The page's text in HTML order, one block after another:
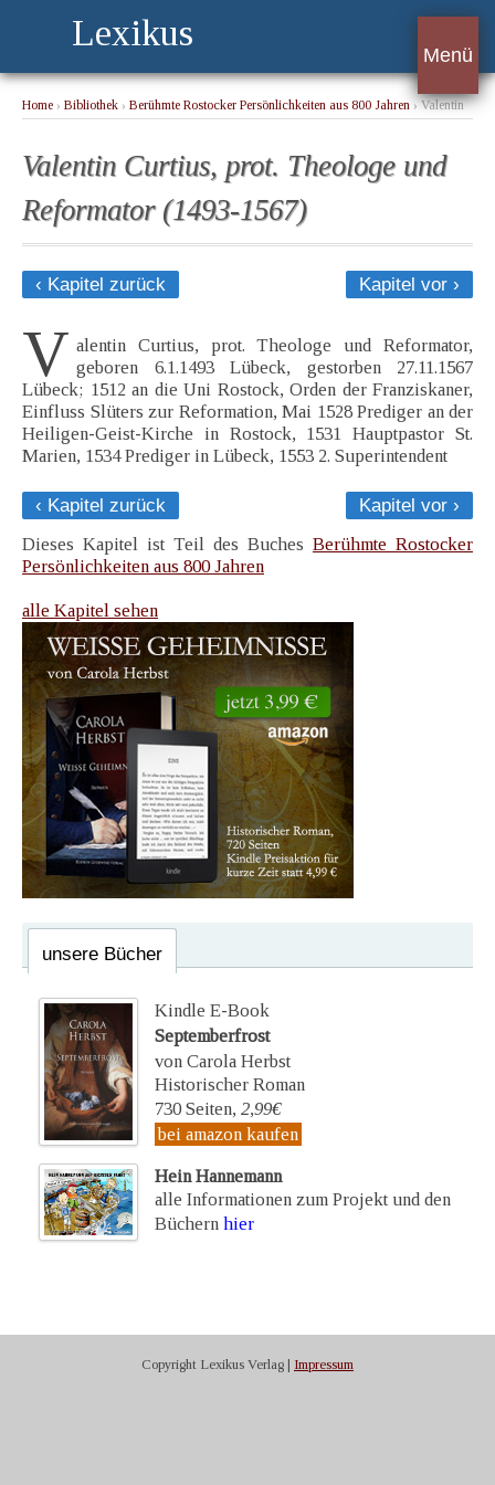
Lexikus
Menü
Home › Bibliothek › Berühmte Rostocker Persönlichkeiten aus 800 Jahren › Valentin
Valentin Curtius, prot. Theologe und
Reformator (1493-1567)
‹ Kapitel zurück Kapitel vor ›
V alentin Curtius, prot. Theologe und Reformator,
geboren 6.1.1493 Lübeck, gestorben 27.11.1567
Lübeck; 1512 an die Uni Rostock, Orden der Franziskaner,
Einfluss Slüters zur Reformation, Mai 1528 Prediger an der
Heiligen-Geist-Kirche in Rostock, 1531 Hauptpastor St.
Marien, 1534 Prediger in Lübeck, 1553 2. Superintendent
‹ Kapitel zurück
Kapitel vor ›
Dieses Kapitel ist Teil des Buches Berühmte Rostocker
Persönlichkeiten aus 800 Jahren
alle Kapitel sehen
unsere Bücher
Kindle E-Book
Septemberfrost
von Carola Herbst
Historischer Roman
730 Seiten, 2,99€
bei amazon kaufen
Hein Hannemann
alle Informationen zum Projekt und den
Büchern hier
Copyright Lexikus Verlag | Impressum